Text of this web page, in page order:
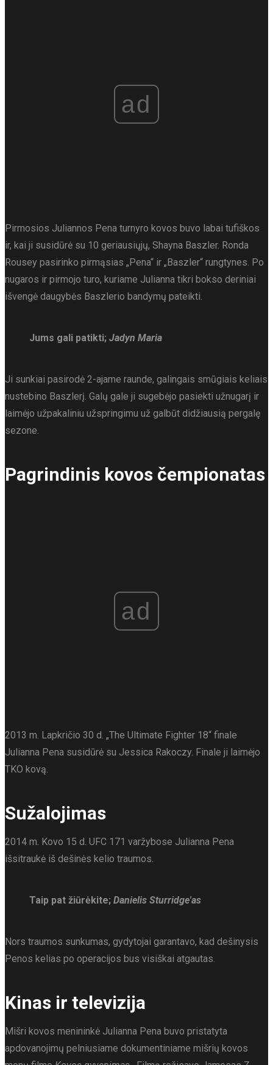
ad
Pirmosios Juliannos Pena turnyro kovos buvo labai tufiškos
ir, kai ji susidūrė su 10 geriausiųjų, Shayna Baszler. Ronda
Rousey pasirinko pirmąsias „Pena“ ir „Baszler“ rungtynes. Po
nugaros ir pirmojo turo, kuriame Julianna tikri bokso deriniai
išvengė daugybės Baszlerio bandymų pateikti.
Jums gali patikti; Jadyn Maria
Ji sunkiai pasirodė 2-ajame raunde, galingais smūgiais keliais
nustebino Baszlerį. Galų gale ji sugebėjo pasiekti užnugarį ir
laimėjo užpakaliniu užspringimu už galbūt didžiausią pergalę
sezone.
Pagrindinis kovos čempionatas
ad
2013 m. Lapkričio 30 d. „The Ultimate Fighter 18“ finale
Julianna Pena susidūrė su Jessica Rakoczy. Finale ji laimėjo
TKO kovą.
Sužalojimas
2014 m. Kovo 15 d. UFC 171 varžybose Julianna Pena
išsitraukė iš dešinės kelio traumos.
Taip pat žiūrėkite; Danielis Sturridge'as
Nors traumos sunkumas, gydytojai garantavo, kad dešinysis
Penos kelias po operacijos bus visiškai atgautas.
Kinas ir televizija
Mišri kovos menininkė Julianna Pena buvo pristatyta
apdovanojimų pelniusiame dokumentiniame mišrių kovos